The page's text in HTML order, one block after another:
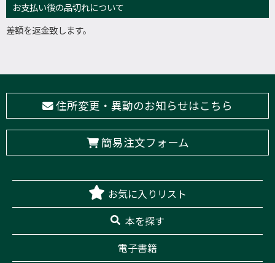
お支払い後の品切れについて
差額を返金致します。
住所変更・異動のお知らせはこちら
簡易注文フォーム
お気に入りリスト
本を探す
電子書籍